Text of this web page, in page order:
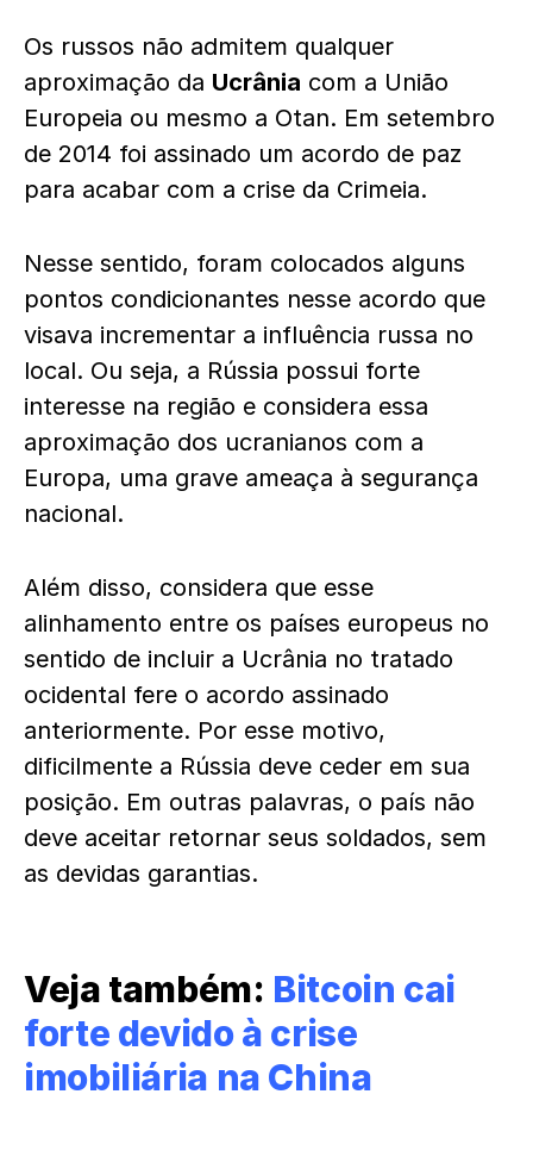
Os russos não admitem qualquer
aproximação da Ucrânia com a União
Europeia ou mesmo a Otan. Em setembro
de 2014 foi assinado um acordo de paz
para acabar com a crise da Crimeia.
Nesse sentido, foram colocados alguns
pontos condicionantes nesse acordo que
visava incrementar a influência russa no
local. Ou seja, a Rússia possui forte
interesse na região e considera essa
aproximação dos ucranianos com a
Europa, uma grave ameaça à segurança
nacional.
Além disso, considera que esse
alinhamento entre os países europeus no
sentido de incluir a Ucrânia no tratado
ocidental fere o acordo assinado
anteriormente. Por esse motivo,
dificilmente a Rússia deve ceder em sua
posição. Em outras palavras, o país não
deve aceitar retornar seus soldados, sem
as devidas garantias.
Veja também: Bitcoin cai
forte devido à crise
imobiliária na China